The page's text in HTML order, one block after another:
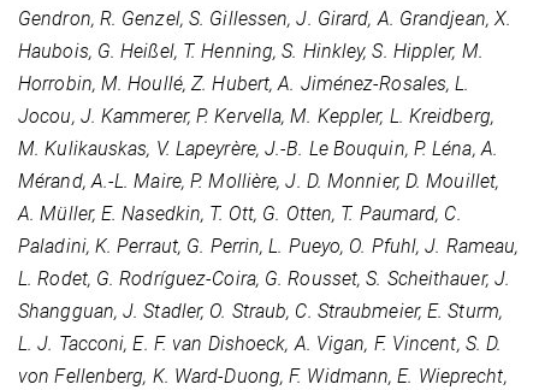
Gendron, R. Genzel, S. Gillessen, J. Girard, A. Grandjean, X.
Haubois, G. Heißel, T. Henning, S. Hinkley, S. Hippler, M.
Horrobin, M. Houllé, Z. Hubert, A. Jiménez-Rosales, L.
Jocou, J. Kammerer, P. Kervella, M. Keppler, L. Kreidberg,
M. Kulikauskas, V. Lapeyrère, J.-B. Le Bouquin, P. Léna, A.
Mérand, A.-L. Maire, P. Mollière, J. D. Monnier, D. Mouillet,
A. Müller, E. Nasedkin, T. Ott, G. Otten, T. Paumard, C.
Paladini, K. Perraut, G. Perrin, L. Pueyo, O. Pfuhl, J. Rameau,
L. Rodet, G. Rodríguez-Coira, G. Rousset, S. Scheithauer, J.
Shangguan, J. Stadler, O. Straub, C. Straubmeier, E. Sturm,
L. J. Tacconi, E. F. van Dishoeck, A. Vigan, F. Vincent, S. D.
von Fellenberg, K. Ward-Duong, F. Widmann, E. Wieprecht,